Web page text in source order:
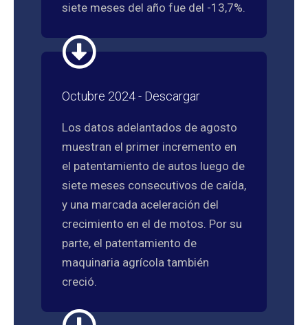
siete meses del año fue del -13,7%.
Octubre 2024 - Descargar
Los datos adelantados de agosto
muestran el primer incremento en
el patentamiento de autos luego de
siete meses consecutivos de caída,
y una marcada aceleración del
crecimiento en el de motos. Por su
parte, el patentamiento de
maquinaria agrícola también
creció.